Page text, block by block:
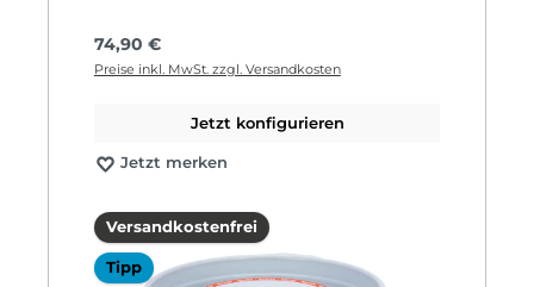
Regulärer Preis:
74,90 €
Preise inkl. MwSt. zzgl. Versandkosten
Jetzt konfigurieren
Jetzt merken
Versandkostenfrei
Tipp